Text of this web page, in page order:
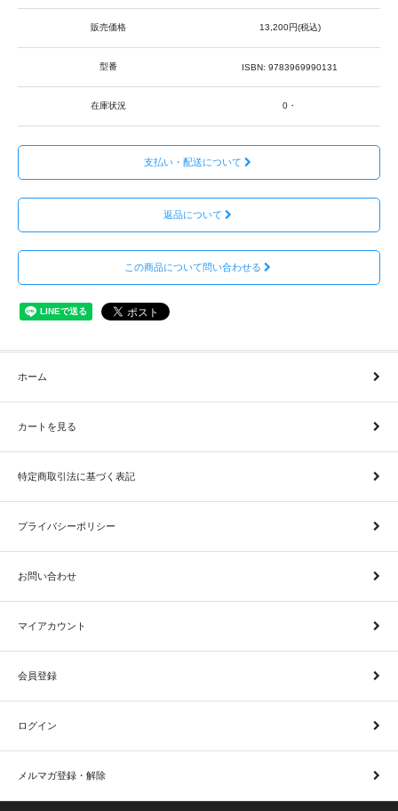
販売価格 13,200円(税込)
型番 ISBN: 9783969990131
在庫状況 0・
支払い・配送について
返品について
この商品について問い合わせる
ホーム
カートを見る
特定商取引法に基づく表記
プライバシーポリシー
お問い合わせ
マイアカウント
会員登録
ログイン
メルマガ登録・解除